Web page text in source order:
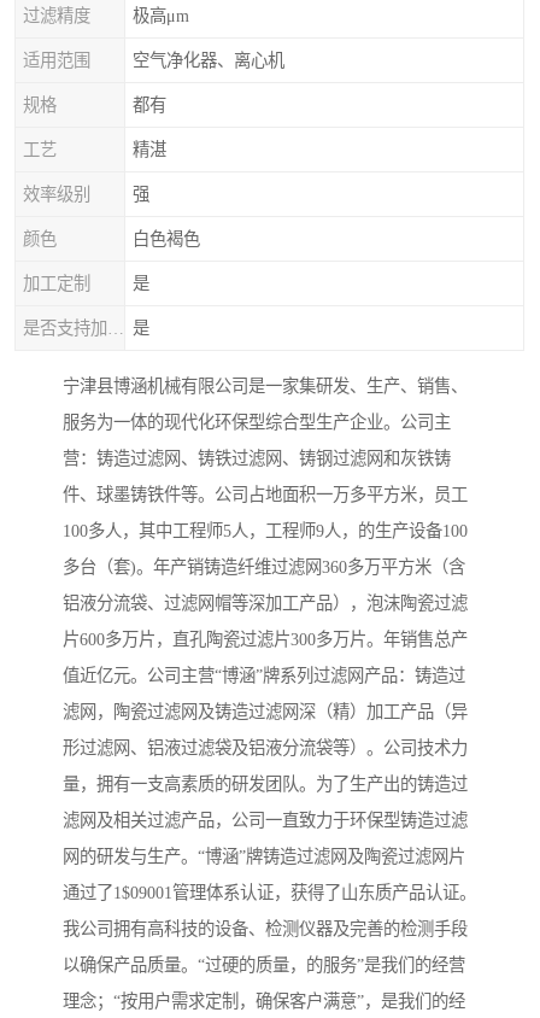
过滤精度 极高μm
适用范围 空气净化器、离心机
规格 都有
工艺 精湛
效率级别 强
颜色 白色褐色
加工定制 是
是
宁津县博涵机械有限公司是一家集研发、生产、销售、
服务为一体的现代化环保型综合型生产企业。公司主
营：铸造过滤网、铸铁过滤网、铸钢过滤网和灰铁铸
件、球墨铸铁件等。公司占地面积一万多平方米，员工
100多人，其中工程师5人，工程师9人，的生产设备100
多台（套)。年产销铸造纤维过滤网360多万平方米（含
铝液分流袋、过滤网帽等深加工产品），泡沫陶瓷过滤
片600多万片，直孔陶瓷过滤片300多万片。年销售总产
值近亿元。公司主营“博涵”牌系列过滤网产品：铸造过
滤网，陶瓷过滤网及铸造过滤网深（精）加工产品（异
形过滤网、铝液过滤袋及铝液分流袋等）。公司技术力
量，拥有一支高素质的研发团队。为了生产出的铸造过
滤网及相关过滤产品，公司一直致力于环保型铸造过滤
网的研发与生产。“博涵”牌铸造过滤网及陶瓷过滤网片
通过了1$09001管理体系认证，获得了山东质产品认证。
我公司拥有高科技的设备、检测仪器及完善的检测手段
以确保产品质量。“过硬的质量，的服务”是我们的经营
理念；“按用户需求定制，确保客户满意”，是我们的经